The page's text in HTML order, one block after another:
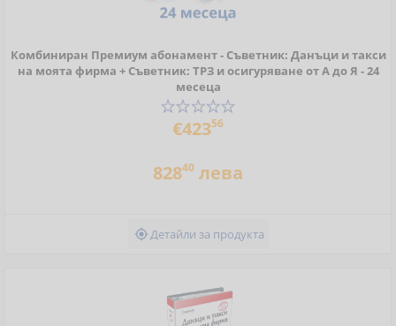
Комбиниран Премиум абонамент - Съветник: Данъци и такси
на моята фирма + Съветник: ТРЗ и осигуряване от А до Я - 24
месеца
€42356
82840 лева
Детайли за продукта